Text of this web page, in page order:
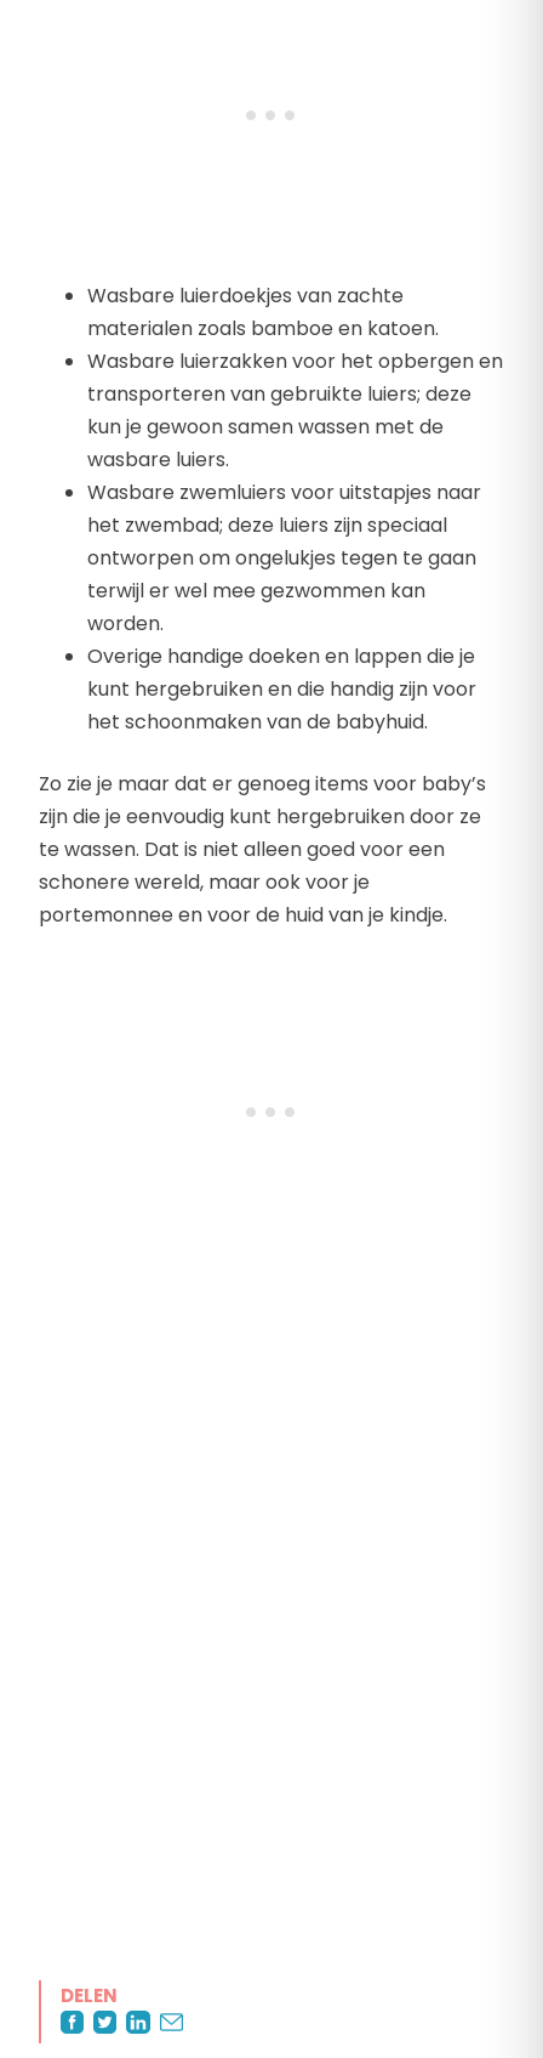
Wasbare luierdoekjes van zachte
materialen zoals bamboe en katoen.
Wasbare luierzakken voor het opbergen en
transporteren van gebruikte luiers; deze
kun je gewoon samen wassen met de
wasbare luiers.
Wasbare zwemluiers voor uitstapjes naar
het zwembad; deze luiers zijn speciaal
ontworpen om ongelukjes tegen te gaan
terwijl er wel mee gezwommen kan
worden.
Overige handige doeken en lappen die je
kunt hergebruiken en die handig zijn voor
het schoonmaken van de babyhuid.
Zo zie je maar dat er genoeg items voor baby’s
zijn die je eenvoudig kunt hergebruiken door ze
te wassen. Dat is niet alleen goed voor een
schonere wereld, maar ook voor je
portemonnee en voor de huid van je kindje.
DELEN